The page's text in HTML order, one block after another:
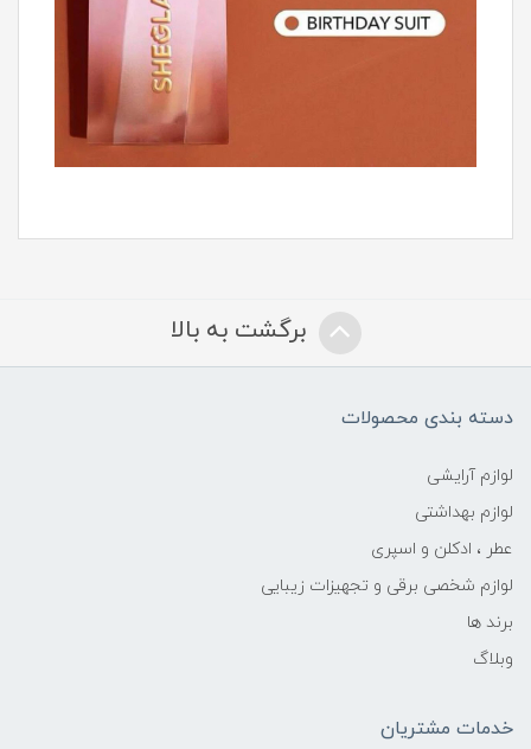
برگشت به بالا
دسته بندی محصولات
لوازم آرایشی
لوازم بهداشتی
عطر ، ادکلن و اسپری
لوازم شخصی برقی و تجهیزات زیبایی
برند ها
وبلاگ
خدمات مشتریان